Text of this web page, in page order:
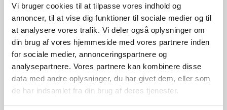
Vi bruger cookies til at tilpasse vores indhold og
annoncer, til at vise dig funktioner til sociale medier og til
at analysere vores trafik. Vi deler også oplysninger om
din brug af vores hjemmeside med vores partnere inden
for sociale medier, annonceringspartnere og
analysepartnere. Vores partnere kan kombinere disse
data med andre oplysninger, du har givet dem, eller som
de har indsamlet fra din brug af deres tjenester.
essayer de faire des objets qui
survivent aux tendances. Les
objets que nous fabriquons
refléteront bien sûr toujours
notre époque, et donc rien